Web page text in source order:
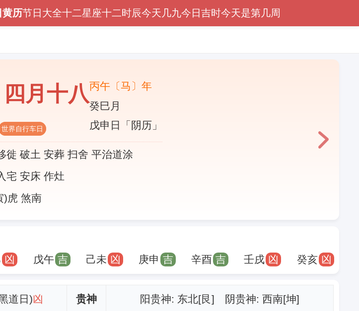
黄历节日大全十二星座十二时辰今天几九今日吉时今天是第几周
月十八
世界自行车日
丙午〔马〕年
癸巳月
戊申日「阴历」
徙 破土 安葬 扫舍 平治道涂
宅 安床 作灶
)虎 煞南
凶 戊午 吉 己未 凶 庚申 吉 辛酉 吉 壬戌 凶 癸亥 凶
道日)凶 贵神 阳贵神: 东北[艮] 阴贵神: 西南[坤]